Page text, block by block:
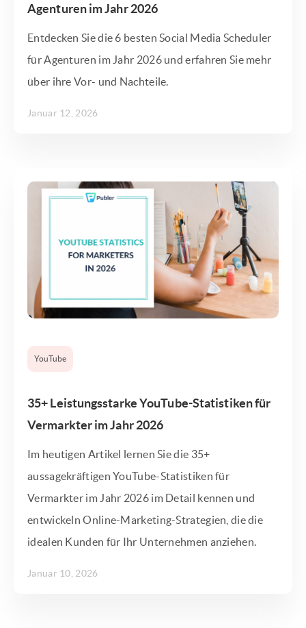
Agenturen im Jahr 2026
Entdecken Sie die 6 besten Social Media Scheduler
für Agenturen im Jahr 2026 und erfahren Sie mehr
über ihre Vor- und Nachteile.
Januar 12, 2026
YouTube
35+ Leistungsstarke YouTube-Statistiken für
Vermarkter im Jahr 2026
Im heutigen Artikel lernen Sie die 35+
aussagekräftigen YouTube-Statistiken für
Vermarkter im Jahr 2026 im Detail kennen und
entwickeln Online-Marketing-Strategien, die die
idealen Kunden für Ihr Unternehmen anziehen.
Januar 10, 2026